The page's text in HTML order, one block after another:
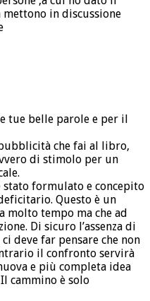
mettono in discussione
tue belle parole e per il
che fai al libro,
di stimolo per un
stato formulato e concepito
Questo è un
molto tempo ma che ad
Di sicuro l’assenza di
deve far pensare che non
il confronto servirà
e più completa idea
cammino è solo